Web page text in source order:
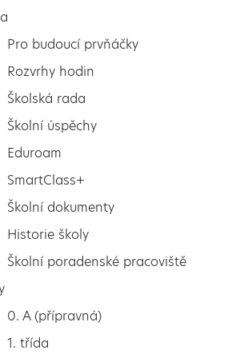
prvňáčky
hodin
rada
Pro budoucí prvňáčky
Rozvrhy hodin
Školská rada
Školní úspěchy
Eduroam
SmartClass+
Školní dokumenty
Historie školy
Školní poradenské pracoviště
0. A (přípravná)
1. třída
den na ZŠ